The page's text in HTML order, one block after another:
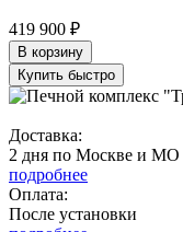
419 900 ₽
В корзину
Купить быстро
Доставка:
2 дня по Москве и МО
подробнее
Оплата:
После установки